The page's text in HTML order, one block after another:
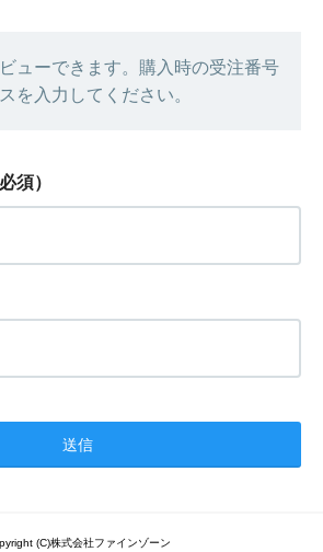
ューできます。購入時の受注番号
を入力してください。
必須）
(C)株式会社ファインゾーン